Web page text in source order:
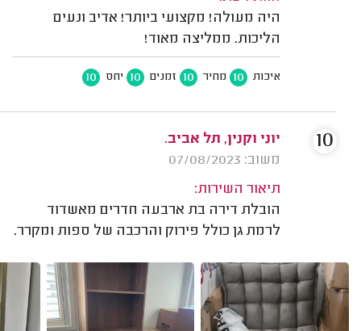
היה מעולה! מקצועי ביותר! אדיב ונעים
הליכות. ממליצה מאוד!
איכות 10 מחיר 10 זמנים 10 יחס 10
יוני וקנין, תל אביב.
משוב: 07/08/2023
תיאור השירות:
הובלת דירה בת ארבעה חדרים מאשדוד
לרמת גן כולל פירוק והרכבה של ספות ומקרר.
10